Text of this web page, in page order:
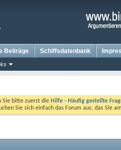
Beiträge Schiffsdatenbank
Sie bitte zuerst die Hilfe - Häufig gestellte
Sie sich einfach das Forum aus, das Sie